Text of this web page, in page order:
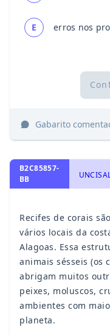
E erros nos
Gabarito
B2C85857-
BB
Recifes de corais
vários locais da
Alagoas. Essa
animais sésseis (os
abrigam muitos
peixes, moluscos,
ambientes com
planeta.